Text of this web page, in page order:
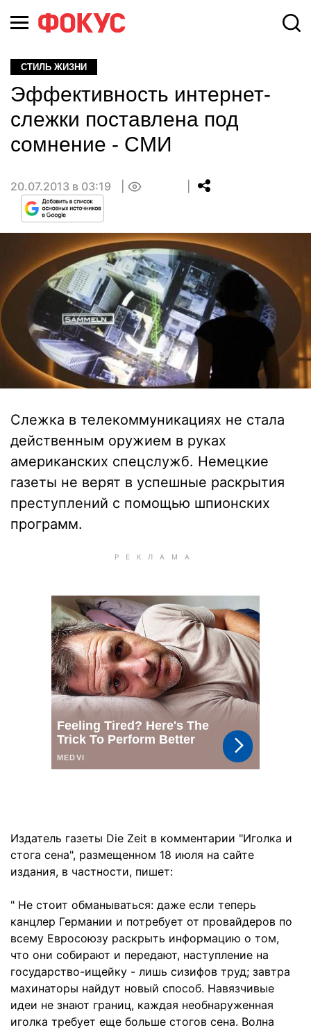
СТИЛЬ ЖИЗНИ
Эффективность интернет-
слежки поставлена под
сомнение - СМИ
20.07.2013 в 03:19
Слежка в телекоммуникациях не стала
действенным оружием в руках
американских спецслужб. Немецкие
газеты не верят в успешные раскрытия
преступлений с помощью шпионских
программ.
Издатель газеты Die Zeit в комментарии "Иголка и
стога сена", размещенном 18 июля на сайте
издания, в частности, пишет:
" Не стоит обманываться: даже если теперь
канцлер Германии и потребует от провайдеров по
всему Евросоюзу раскрыть информацию о том,
что они собирают и передают, наступление на
государство-ищейку - лишь сизифов труд; завтра
махинаторы найдут новый способ. Навязчивые
идеи не знают границ, каждая необнаруженная
иголка требует еще больше стогов сена. Волна